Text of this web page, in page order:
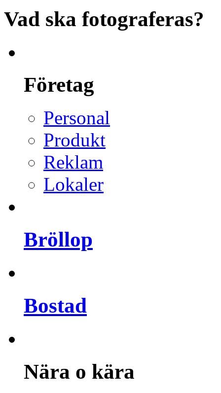
Vad ska fotograferas?
Företag
Personal
Produkt
Reklam
Lokaler
Bröllop
Bostad
Nära o kära